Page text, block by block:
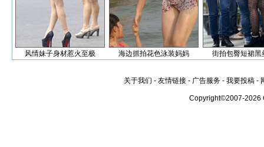
风情妹子身材惹火至极 海边抓拍花色泳装妈妈 街拍包臀短裙黑
关于我们 - 友情链接 - 广告服务 - 我要投稿 -
Copyright©2007-2026